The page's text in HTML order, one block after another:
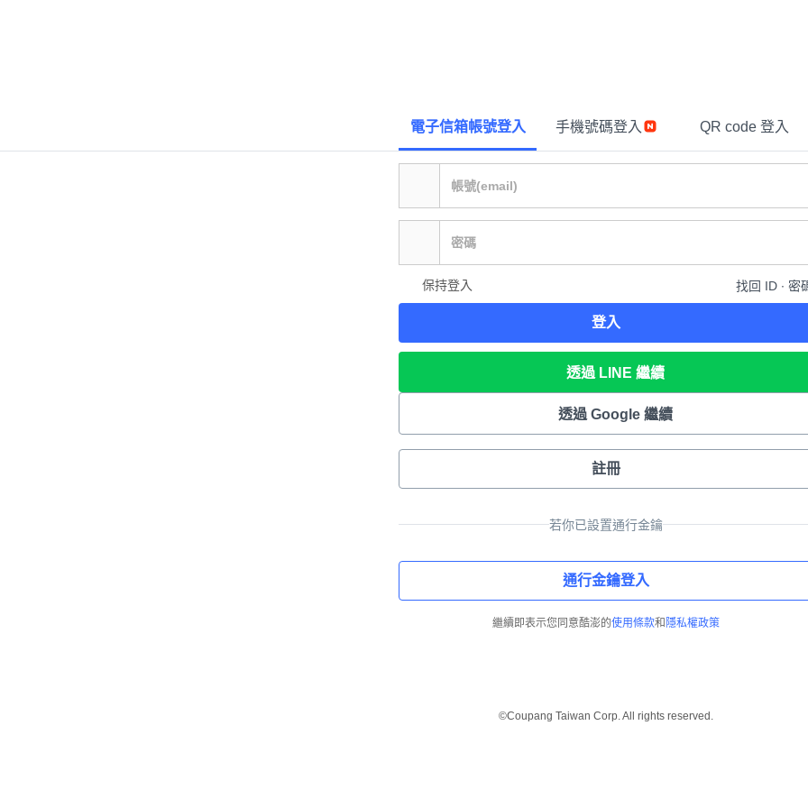
電子信箱帳號登入 手機號碼登入 QR code 登入
保持登入 找回 ID ∙ 密
登入
透過 LINE 繼續
透過 Google 繼續
註冊
若你已設置通行金鑰
通行金鑰登入
繼續即表示您同意酷澎的使用條款和 隱私權政策
©Coupang Taiwan Corp. All rights reserved.